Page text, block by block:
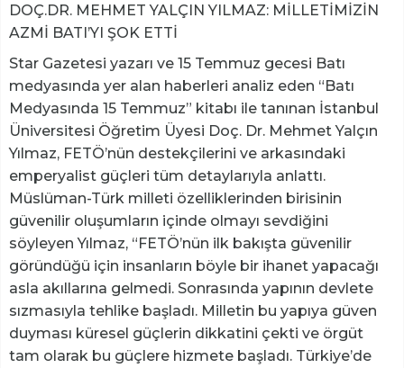
DOÇ.DR. MEHMET YALÇIN YILMAZ: MİLLETİMİZİN
AZMİ BATI’YI ŞOK ETTİ
Star Gazetesi yazarı ve 15 Temmuz gecesi Batı
medyasında yer alan haberleri analiz eden “Batı
Medyasında 15 Temmuz” kitabı ile tanınan İstanbul
Üniversitesi Öğretim Üyesi Doç. Dr. Mehmet Yalçın
Yılmaz, FETÖ’nün destekçilerini ve arkasındaki
emperyalist güçleri tüm detaylarıyla anlattı.
Müslüman-Türk milleti özelliklerinden birisinin
güvenilir oluşumların içinde olmayı sevdiğini
söyleyen Yılmaz, “FETÖ’nün ilk bakışta güvenilir
göründüğü için insanların böyle bir ihanet yapacağı
asla akıllarına gelmedi. Sonrasında yapının devlete
sızmasıyla tehlike başladı. Milletin bu yapıya güven
duyması küresel güçlerin dikkatini çekti ve örgüt
tam olarak bu güçlere hizmete başladı. Türkiye’de